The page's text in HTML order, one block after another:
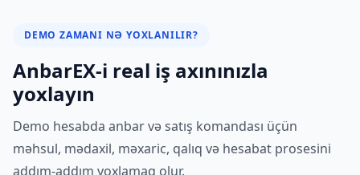
DEMO ZAMANI NƏ YOXLANILIR?
AnbarEX-i real iş axınınızla
yoxlayın
Demo hesabda anbar və satış komandası üçün
məhsul, mədaxil, məxaric, qalıq və hesabat prosesini
addım-addım yoxlamaq olur.